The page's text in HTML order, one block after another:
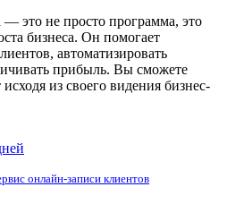
— это не просто программа, это
бизнеса. Он помогает
автоматизировать
прибыль. Вы сможете
из своего видения бизнес-
онлайн-записи клиентов